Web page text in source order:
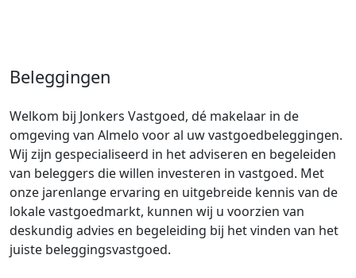
Beleggingen
Welkom bij Jonkers Vastgoed, dé makelaar in de
omgeving van Almelo voor al uw vastgoedbeleggingen.
Wij zijn gespecialiseerd in het adviseren en begeleiden
van beleggers die willen investeren in vastgoed. Met
onze jarenlange ervaring en uitgebreide kennis van de
lokale vastgoedmarkt, kunnen wij u voorzien van
deskundig advies en begeleiding bij het vinden van het
juiste beleggingsvastgoed.